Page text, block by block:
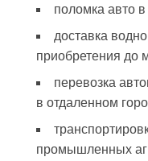
поломка авто
доставка
приобретения до
перевозка
в отдаленном
промышленных